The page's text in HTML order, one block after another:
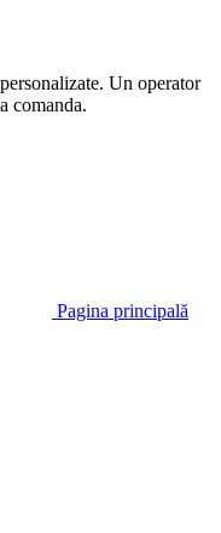
Un operator
comanda.
Pagina principală